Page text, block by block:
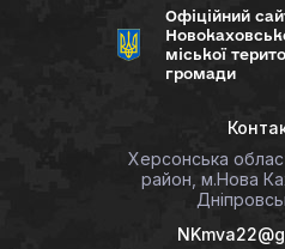
Офіційний
міської
громади
Херсонська
район, м.Нова